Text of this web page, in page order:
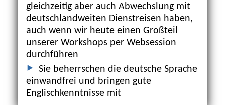
gleichzeitig aber auch Abwechslung mit
deutschlandweiten Dienstreisen haben,
auch wenn wir heute einen Großteil
unserer Workshops per Websession
durchführen
Sie beherrschen die deutsche Sprache
einwandfrei und bringen gute
Englischkenntnisse mit